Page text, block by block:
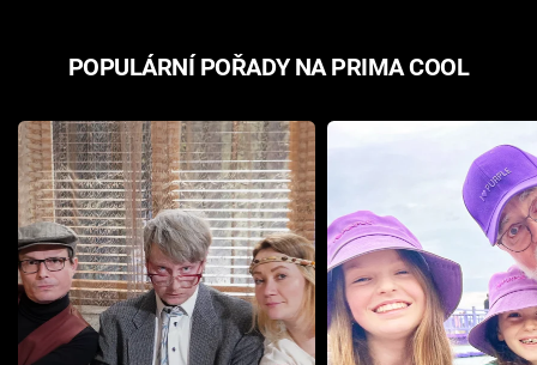
POPULÁRNÍ POŘADY NA PRIMA COOL